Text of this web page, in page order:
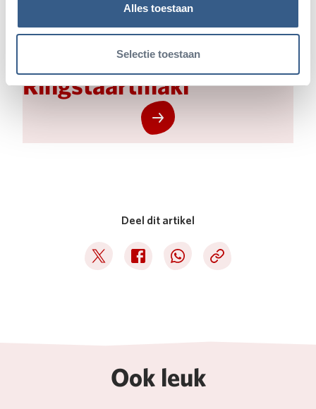
Alles toestaan
Selectie toestaan
Lees meer over:
Ringstaartmaki
Deel dit artikel
Deel op TwitterDeel op Facebook
Deel op WhatsApp
Kopieer link
Ook leuk